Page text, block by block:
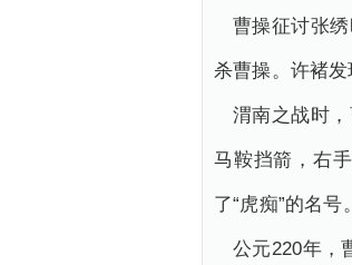
曹操征讨张
杀曹操。许褚
渭南之战时
马鞍挡箭，右
了“虎痴”的名号。
公元220年，